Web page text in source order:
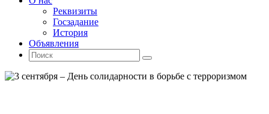
Реквизиты
Госзадание
История
Объявления
Поиск
Искать:
Поиск